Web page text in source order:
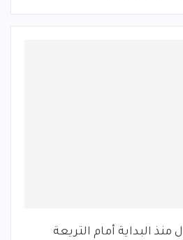
البداية أمام التريعة